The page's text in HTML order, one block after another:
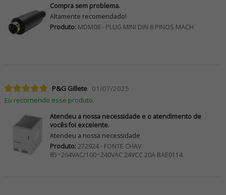
Compra sem problema.
Altamente recomendado!
Produto:MDM08 - PLUG MINI DIN 8 PINOS MACH
P&G Gillete 01/07/2025
Eu recomendo esse produto.
Atendeu a nossa necessidade e o atendimento de
vocês foi excelente.
Atendeu a nossa necessidade
Produto:272924 - FONTE CHAV
85~264VAC/100~240VAC 24VCC 20A BAE0114